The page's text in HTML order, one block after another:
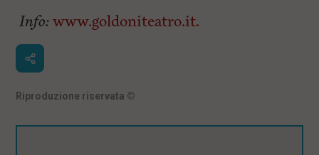
Info:www.goldoniteatro.it.
Riproduzione riservata ©